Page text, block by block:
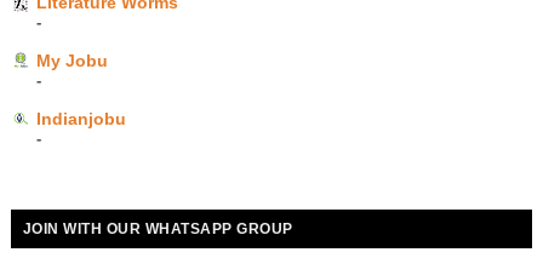
-
My Jobu
-
Indianjobu
-
JOIN WITH OUR WHATSAPP GROUP